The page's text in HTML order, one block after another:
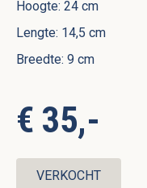
Hoogte: 24 cm
Lengte: 14,5 cm
Breedte: 9 cm
€ 35,-
VERKOCHT